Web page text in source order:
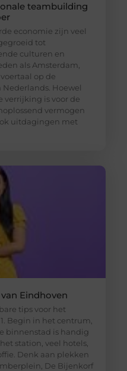
teambuilding
economie zijn veel
tot
culturen en
als Amsterdam,
op de
Hoewel
verrijking is voor de
vermogen
uitdagingen met
Eindhoven
tips voor het
Begin in het centrum,
binnenstad is handig
station, veel hotels,
Denk aan plekken
De Bijenkorf